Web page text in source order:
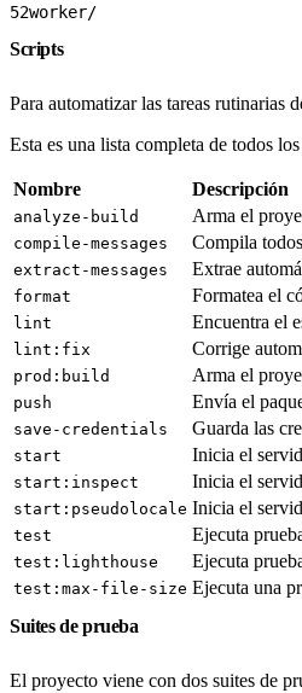
52worker/
Scripts
Para automatizar las tareas
Esta es una lista completa de todos
Nombre Descripción
analyze-build Arma el
compile-messages Compila
extract-messages Extrae
format Formatea el
lint Encuentra el
lint:fix Corrige
prod:build Arma el
push Envía el
save-credentials Guarda las
start Inicia el
start:inspect Inicia el
start:pseudolocale Inicia el
test Ejecuta
test:lighthouse Ejecuta
test:max-file-size Ejecuta una
Suites de prueba
El proyecto viene con dos suites de